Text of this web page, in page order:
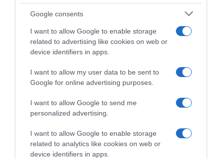
Google consents
I want to allow Google to enable storage
related to advertising like cookies on web or
device identifiers in apps.
I want to allow my user data to be sent to
Google for online advertising purposes.
I want to allow Google to send me
personalized advertising.
I want to allow Google to enable storage
related to analytics like cookies on web or
device identifiers in apps.
ΕΛΛΑΔΑ
Παλαιό Φάληρο: Συνελήφθη 49χρονος
ως μέλος της εγκληματικής
οργάνωσης του “Έντικ” –
Κατηγορείται για εκβιασμούς και
Ο άνδρας είχε διαφύγει στο εξωτερικό κι επέστρεψε στην
Ελλάδα